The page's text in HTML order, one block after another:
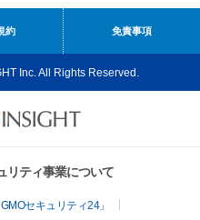
約 免責事項
Inc. All Rights Reserved.
リティ事業について
セキュリティ24」